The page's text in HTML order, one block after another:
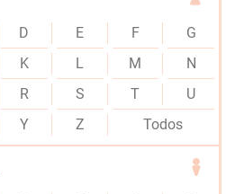
D E F
G
K L M
N
R S T
U
Y Z Todos